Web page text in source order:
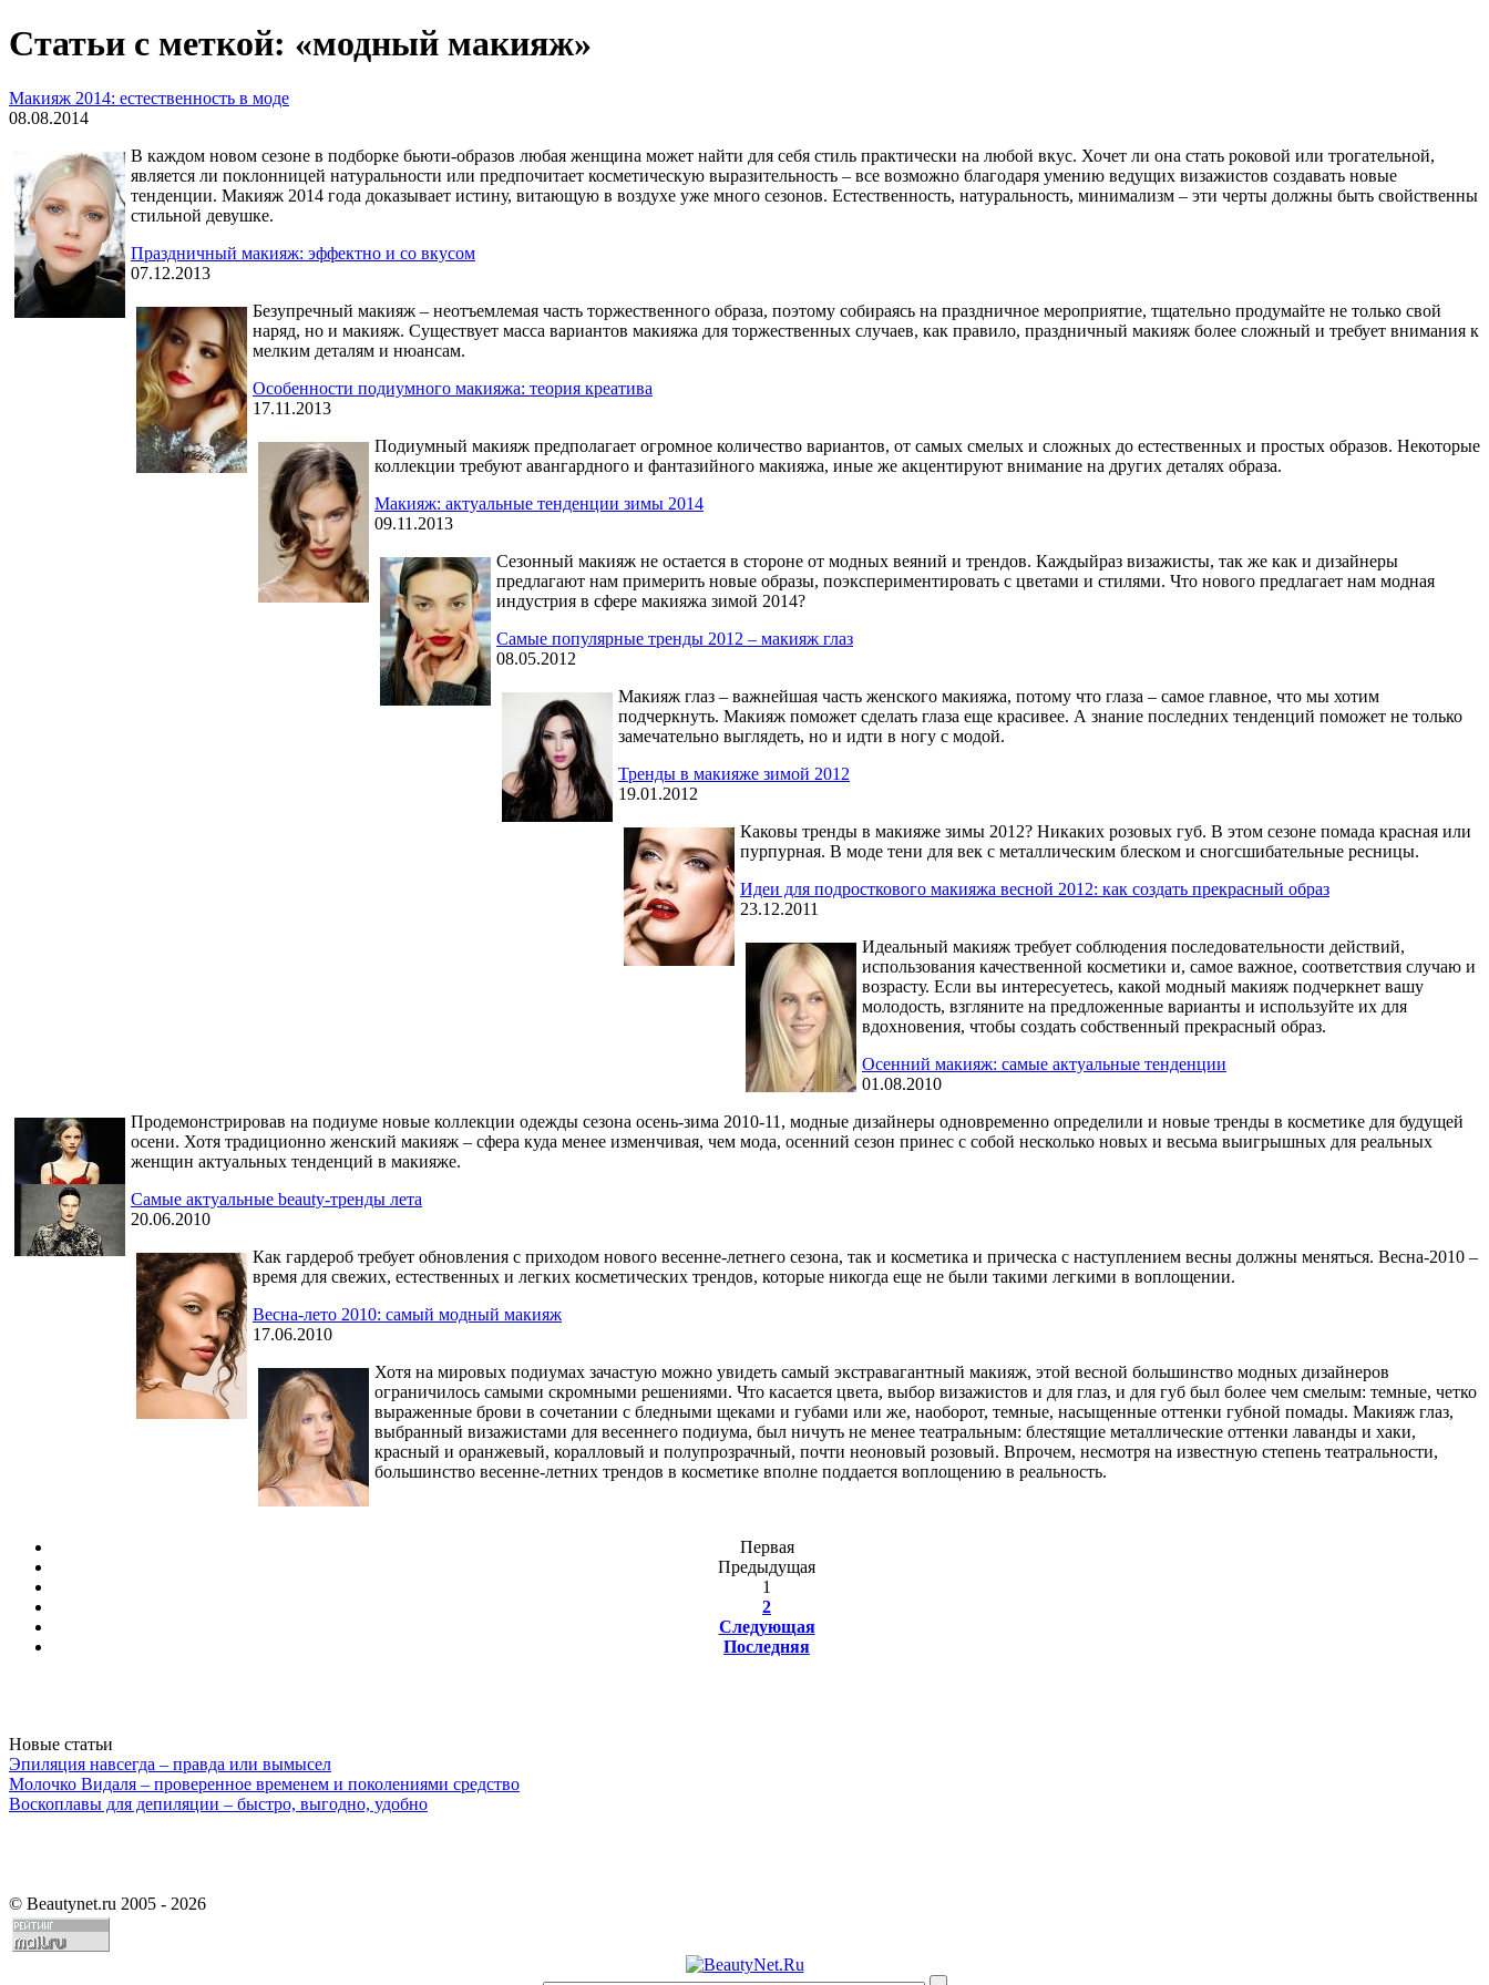
Статьи с меткой: «модный макияж»
Макияж 2014: естественность в моде
08.08.2014
В каждом новом сезоне в подборке бьюти-образов любая женщина может найти для себя стиль практически на любой вкус. Хочет ли она стать роковой или трогательной,
является ли поклонницей натуральности или предпочитает косметическую выразительность – все возможно благодаря умению ведущих визажистов создавать новые
тенденции. Макияж 2014 года доказывает истину, витающую в воздухе уже много сезонов. Естественность, натуральность, минимализм – эти черты должны быть свойственны
стильной девушке.
Праздничный макияж: эффектно и со вкусом
07.12.2013
Безупречный макияж – неотъемлемая часть торжественного образа, поэтому собираясь на праздничное мероприятие, тщательно продумайте не только свой
наряд, но и макияж. Существует масса вариантов макияжа для торжественных случаев, как правило, праздничный макияж более сложный и требует внимания к
мелким деталям и нюансам.
Особенности подиумного макияжа: теория креатива
17.11.2013
Подиумный макияж предполагает огромное количество вариантов, от самых смелых и сложных до естественных и простых образов. Некоторые
коллекции требуют авангардного и фантазийного макияжа, иные же акцентируют внимание на других деталях образа.
Макияж: актуальные тенденции зимы 2014
09.11.2013
Сезонный макияж не остается в стороне от модных веяний и трендов. Каждыйраз визажисты, так же как и дизайнеры
предлагают нам примерить новые образы, поэкспериментировать с цветами и стилями. Что нового предлагает нам модная
индустрия в сфере макияжа зимой 2014?
Самые популярные тренды 2012 – макияж глаз
08.05.2012
Макияж глаз – важнейшая часть женского макияжа, потому что глаза – самое главное, что мы хотим
подчеркнуть. Макияж поможет сделать глаза еще красивее. А знание последних тенденций поможет не только
замечательно выглядеть, но и идти в ногу с модой.
Тренды в макияже зимой 2012
19.01.2012
Каковы тренды в макияже зимы 2012? Никаких розовых губ. В этом сезоне помада красная или
пурпурная. В моде тени для век с металлическим блеском и сногсшибательные ресницы.
Идеи для подросткового макияжа весной 2012: как создать прекрасный образ
23.12.2011
Идеальный макияж требует соблюдения последовательности действий,
использования качественной косметики и, самое важное, соответствия случаю и
возрасту. Если вы интересуетесь, какой модный макияж подчеркнет вашу
молодость, взгляните на предложенные варианты и используйте их для
вдохновения, чтобы создать собственный прекрасный образ.
Осенний макияж: самые актуальные тенденции
01.08.2010
Продемонстрировав на подиуме новые коллекции одежды сезона осень-зима 2010-11, модные дизайнеры одновременно определили и новые тренды в косметике для будущей
осени. Хотя традиционно женский макияж – сфера куда менее изменчивая, чем мода, осенний сезон принес с собой несколько новых и весьма выигрышных для реальных
женщин актуальных тенденций в макияже.
Самые актуальные beauty-тренды лета
20.06.2010
Как гардероб требует обновления с приходом нового весенне-летнего сезона, так и косметика и прическа с наступлением весны должны меняться. Весна-2010 –
время для свежих, естественных и легких косметических трендов, которые никогда еще не были такими легкими в воплощении.
Весна-лето 2010: самый модный макияж
17.06.2010
Хотя на мировых подиумах зачастую можно увидеть самый экстравагантный макияж, этой весной большинство модных дизайнеров
ограничилось самыми скромными решениями. Что касается цвета, выбор визажистов и для глаз, и для губ был более чем смелым: темные, четко
выраженные брови в сочетании с бледными щеками и губами или же, наоборот, темные, насыщенные оттенки губной помады. Макияж глаз,
выбранный визажистами для весеннего подиума, был ничуть не менее театральным: блестящие металлические оттенки лаванды и хаки,
красный и оранжевый, коралловый и полупрозрачный, почти неоновый розовый. Впрочем, несмотря на известную степень театральности,
большинство весенне-летних трендов в косметике вполне поддается воплощению в реальность.
Первая
Предыдущая
1
2
Следующая
Последняя
Новые статьи
Эпиляция навсегда – правда или вымысел
Молочко Видаля – проверенное временем и поколениями средство
Воскоплавы для депиляции – быстро, выгодно, удобно
© Beautynet.ru 2005 - 2026